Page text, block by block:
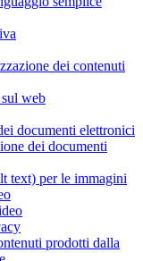
dei contenuti
web
documenti elettronici
dei documenti
text) per le immagini
prodotti dalla